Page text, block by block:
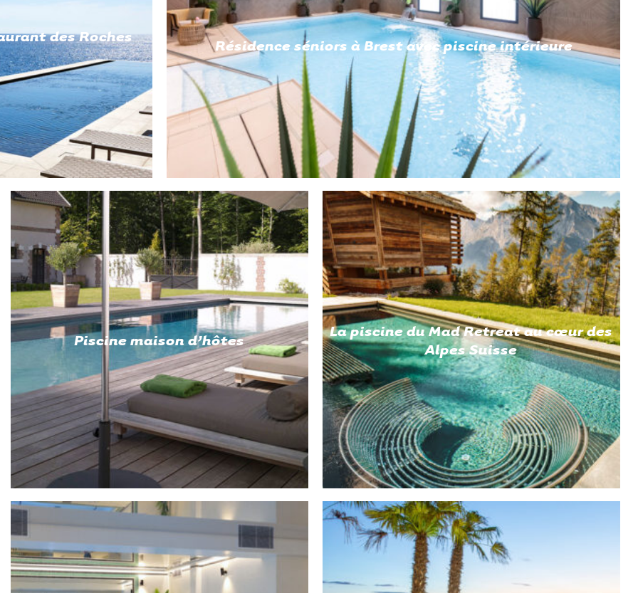
des Roches Résidence séniors à Brest avec piscine intérieure
Piscine maison d’hôtes
La piscine du Mad Retreat au cœur des
Alpes Suisse